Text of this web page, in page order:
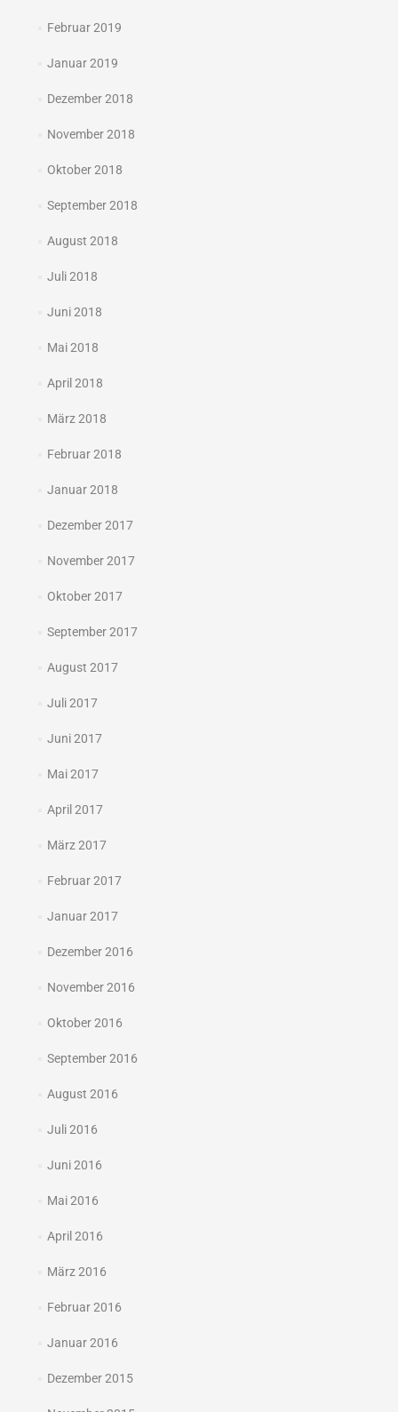
Februar 2019
Januar 2019
Dezember 2018
November 2018
Oktober 2018
September 2018
August 2018
Juli 2018
Juni 2018
Mai 2018
April 2018
März 2018
Februar 2018
Januar 2018
Dezember 2017
November 2017
Oktober 2017
September 2017
August 2017
Juli 2017
Juni 2017
Mai 2017
April 2017
März 2017
Februar 2017
Januar 2017
Dezember 2016
November 2016
Oktober 2016
September 2016
August 2016
Juli 2016
Juni 2016
Mai 2016
April 2016
März 2016
Februar 2016
Januar 2016
Dezember 2015